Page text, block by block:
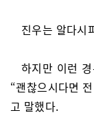
진우는 알다시
하지만 이런
“괜찮으시다면
고 말했다.